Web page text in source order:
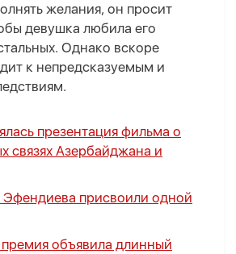
желания, он просит
девушка любила его
Однако вскоре
к непредсказуемым и
презентация фильма о
связях Азербайджана и
присвоили одной
премия объявила длинный